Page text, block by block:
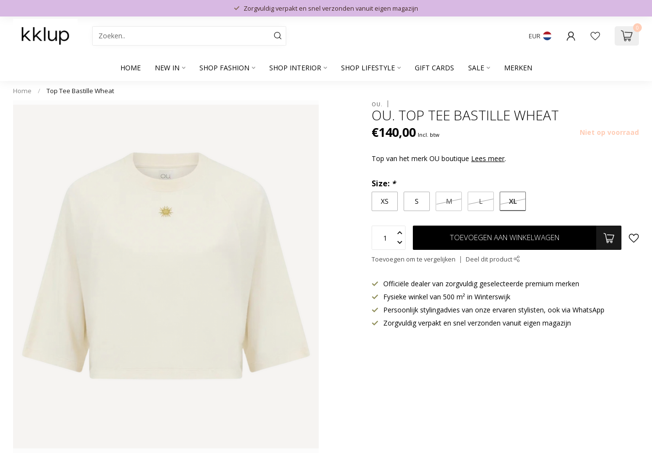
Zorgvuldig verpakt en snel verzonden vanuit eigen magazijn
EUR
0
HOME NEW IN SHOP FASHION SHOP INTERIOR SHOP LIFESTYLE GIFT CARDS SALE MERKEN
Home / Top Tee Bastille Wheat
OU.
OU. TOP TEE BASTILLE WHEAT
€140,00 Incl. btw Niet op voorraad
Top van het merk OU boutique Lees meer.
Size: *
XS S M L XL
TOEVOEGEN AAN WINKELWAGEN
Toevoegen om te vergelijken Deel dit product
Officiële dealer van zorgvuldig geselecteerde premium merken
Fysieke winkel van 500 m² in Winterswijk
Persoonlijk stylingadvies van onze ervaren stylisten, ook via WhatsApp
Zorgvuldig verpakt en snel verzonden vanuit eigen magazijn